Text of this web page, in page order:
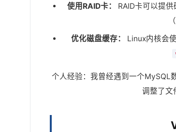
使用RAID卡：
RAID卡可以提
优化磁盘缓存：
Linux内核会
个人经验：我曾经遇到一个MySQL
调整了文